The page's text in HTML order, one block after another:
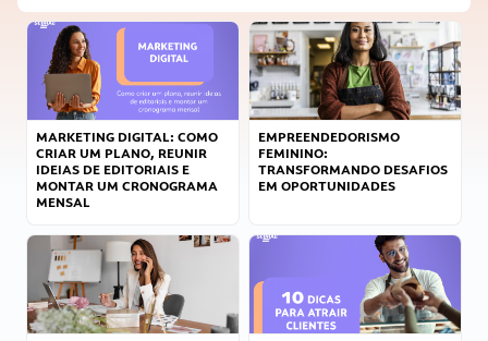
MARKETING DIGITAL: COMO
CRIAR UM PLANO, REUNIR
IDEIAS DE EDITORIAIS E
MONTAR UM CRONOGRAMA
MENSAL
EMPREENDEDORISMO
FEMININO:
TRANSFORMANDO DESAFIOS
EM OPORTUNIDADES